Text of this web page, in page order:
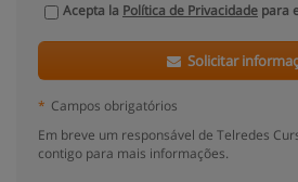
Acepta la Política de Privacidade para
Solicitar
* Campos obrigatórios
Em breve um responsável de Telredes
contigo para mais informações.